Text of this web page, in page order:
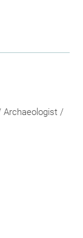
Archaeologist /